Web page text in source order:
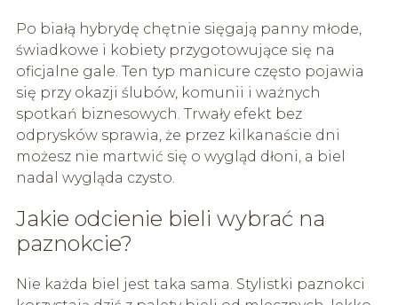
Po białą hybrydę chętnie sięgają panny młode,
świadkowe i kobiety przygotowujące się na
oficjalne gale. Ten typ manicure często pojawia
się przy okazji ślubów, komunii i ważnych
spotkań biznesowych. Trwały efekt bez
odprysków sprawia, że przez kilkanaście dni
możesz nie martwić się o wygląd dłoni, a biel
nadal wygląda czysto.
Jakie odcienie bieli wybrać na
paznokcie?
Nie każda biel jest taka sama. Stylistki paznokci